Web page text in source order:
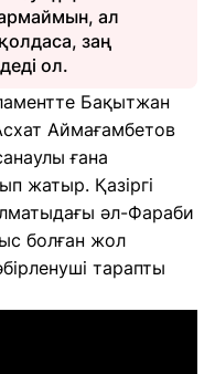
ал
заң
ол.
Бақытжан
Аймағамбетов
ғана
жатыр. Қазіргі
әл-Фараби
болған жол
тарапты